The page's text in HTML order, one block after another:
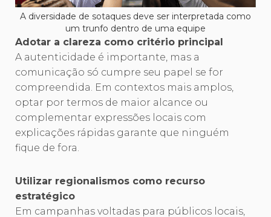
A diversidade de sotaques deve ser interpretada como
um trunfo dentro de uma equipe
Adotar a clareza como critério principal
A autenticidade é importante, mas a
comunicação só cumpre seu papel se for
compreendida. Em contextos mais amplos,
optar por termos de maior alcance ou
complementar expressões locais com
explicações rápidas garante que ninguém
fique de fora.
Utilizar regionalismos como recurso
estratégico
Em campanhas voltadas para públicos locais,